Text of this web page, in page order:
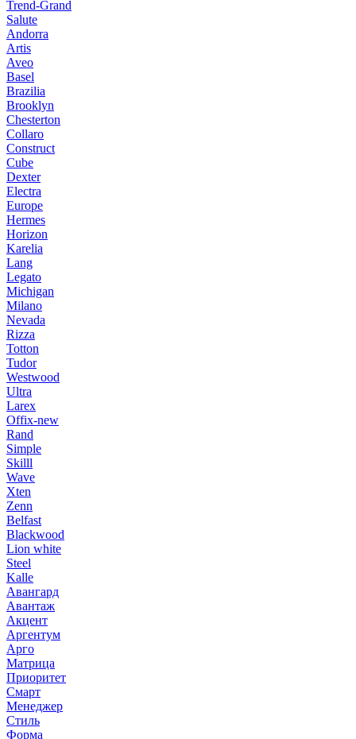
Trend-Grand
Salute
Andorra
Artis
Aveo
Basel
Brazilia
Brooklyn
Chesterton
Collaro
Construct
Cube
Dexter
Electra
Europe
Hermes
Horizon
Karelia
Lang
Legato
Michigan
Milano
Nevada
Rizza
Totton
Tudor
Westwood
Ultra
Larex
Offix-new
Rand
Simple
Skilll
Wave
Xten
Zenn
Belfast
Blackwood
Lion white
Steel
Kalle
Авангард
Авантаж
Акцент
Аргентум
Арго
Матрица
Приоритет
Смарт
Менеджер
Стиль
Форма